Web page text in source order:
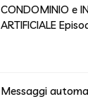
CONDOMINIO e
ARTIFICIALE
Messaggi